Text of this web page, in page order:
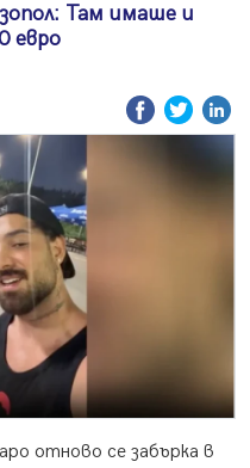
Там имаше и
евро
отново се забърка в